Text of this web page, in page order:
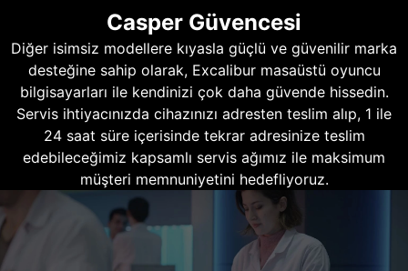
Casper Güvencesi
Diğer isimsiz modellere kıyasla güçlü ve güvenilir marka
desteğine sahip olarak, Excalibur masaüstü oyuncu
bilgisayarları ile kendinizi çok daha güvende hissedin.
Servis ihtiyacınızda cihazınızı adresten teslim alıp, 1 ile
24 saat süre içerisinde tekrar adresinize teslim
edebileceğimiz kapsamlı servis ağımız ile maksimum
müşteri memnuniyetini hedefliyoruz.